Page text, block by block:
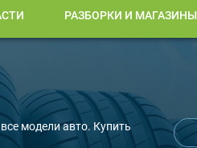
РАЗБОРКИ И МАГАЗИНЫ
модели авто. Купить